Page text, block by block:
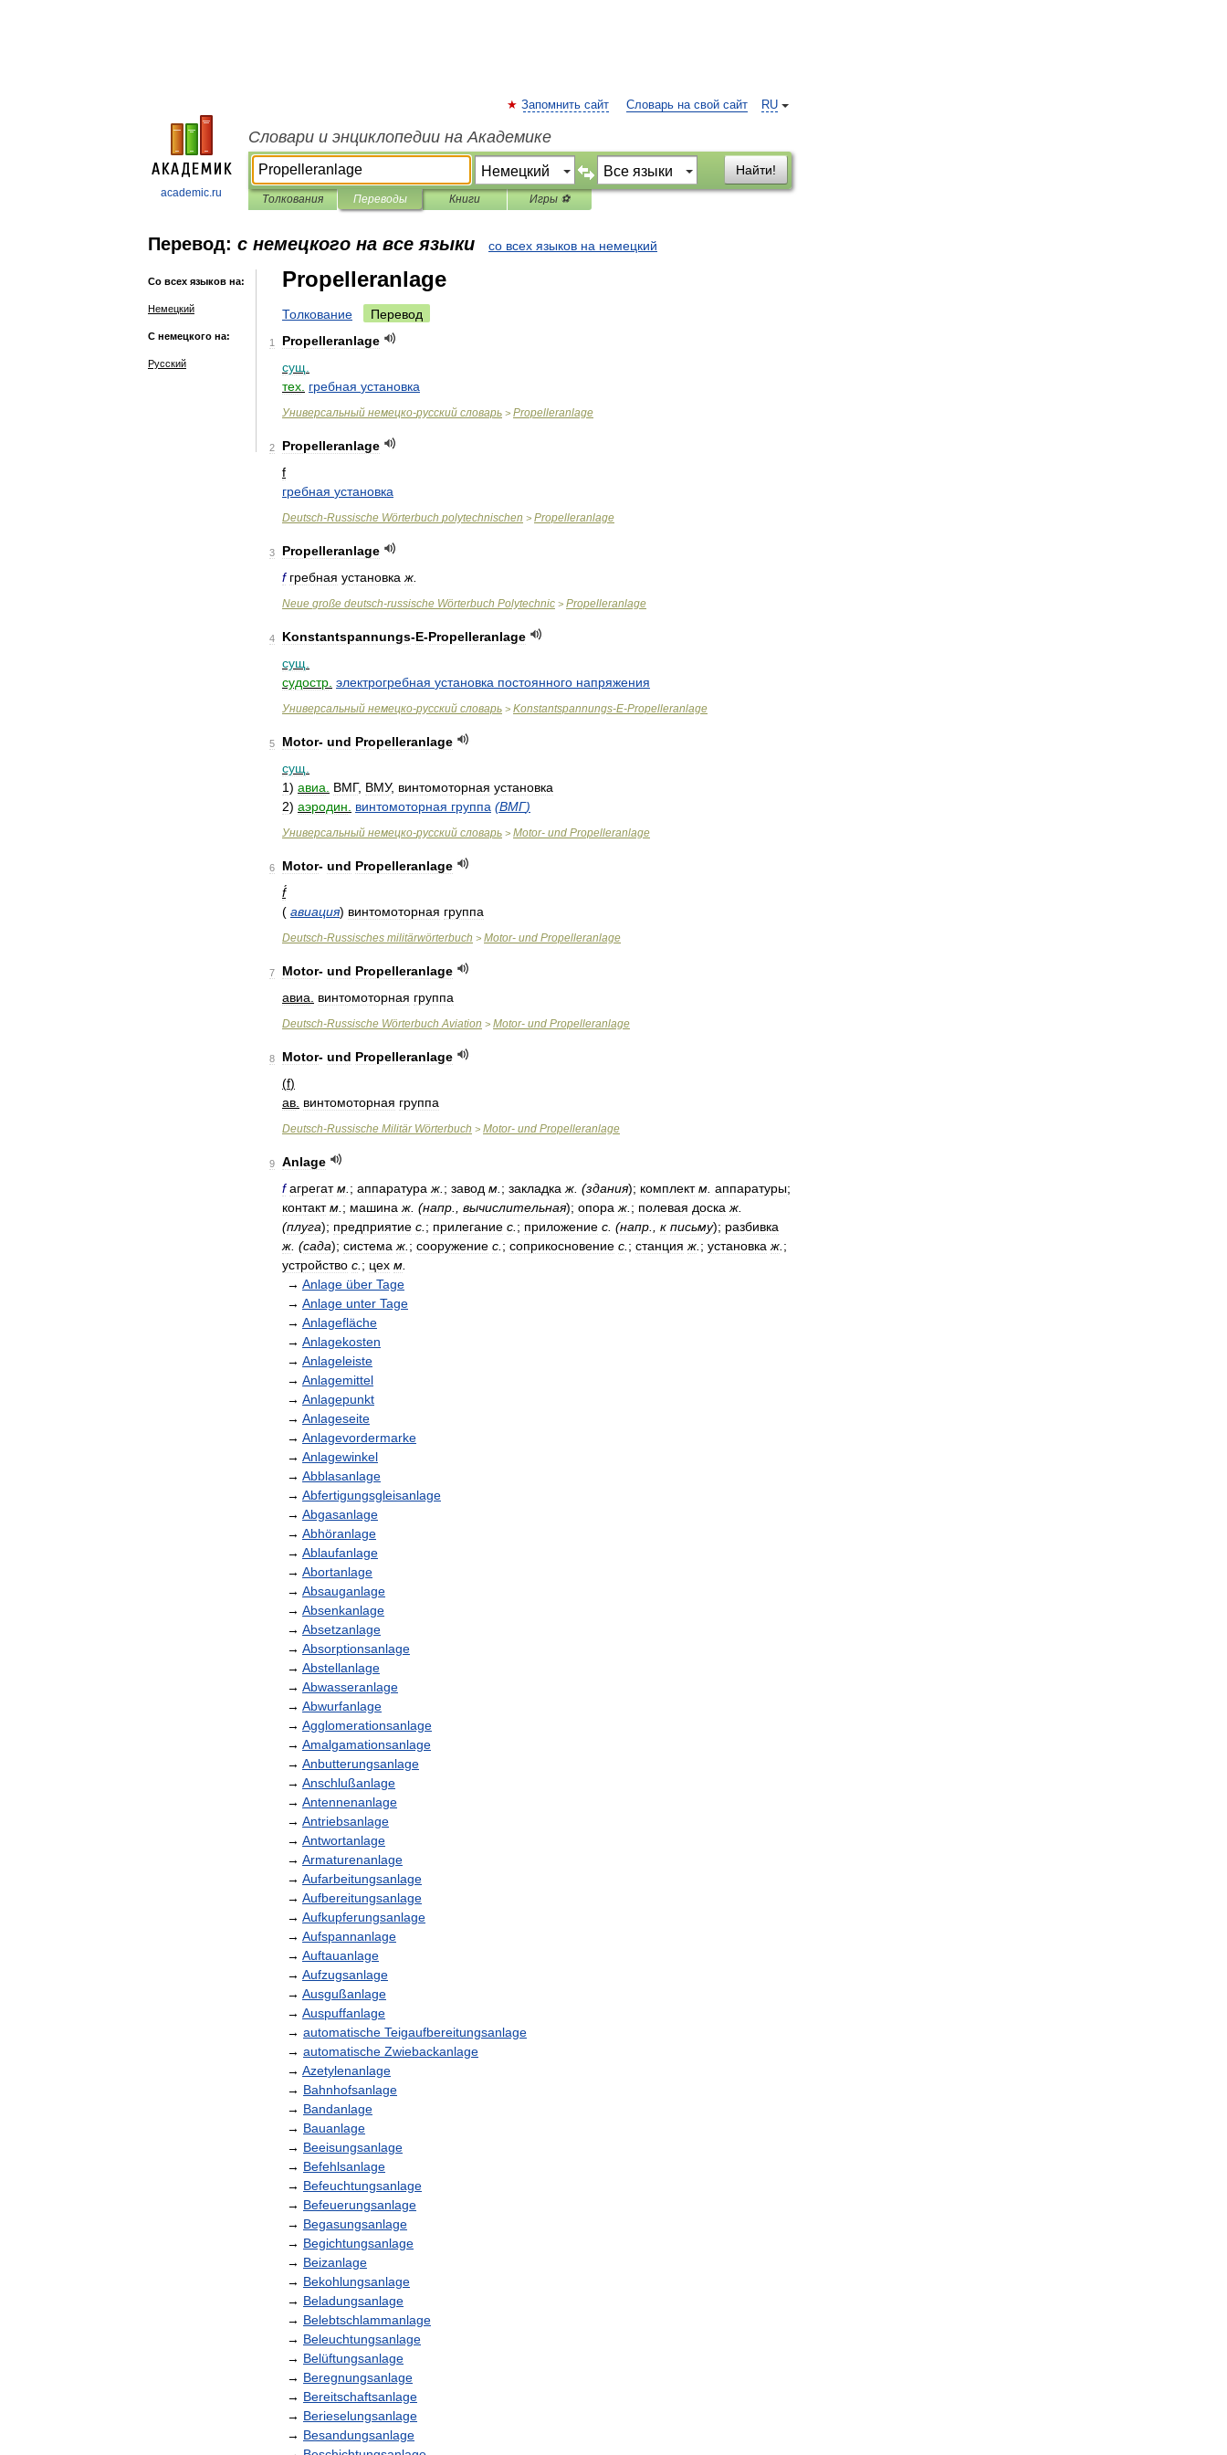
academic.ru
RU
Запомнить сайт Словарь на свой сайт
Словари и энциклопедии на Академике
Найти!
Толкования Переводы Книги Игры ⚽
Перевод: с немецкого на все языки со всех языков на немецкий
Со всех языков на:
Немецкий
С немецкого на:
Русский
Propelleranlage
Толкование Перевод
1
Propelleranlage
сущ
тех гребная установка
Универсальный немецко-русский словарь > Propelleranlage
2
Propelleranlage
f
гребная установка
Deutsch-Russische Wörterbuch polytechnischen > Propelleranlage
3
Propelleranlage
f гребная установка ж
Neue große deutsch-russische Wörterbuch Polytechnic > Propelleranlage
4 Konstantspannungs-E-Propelleranlage
сущ
судостр электрогребная установка постоянного напряжения
Универсальный немецко-русский словарь > Konstantspannungs-E-Propelleranlage
5 Motor- und Propelleranlage
сущ
1) авиа ВМГ, ВМУ, винтомоторная установка
2) аэродин винтомоторная группа (ВМГ)
Универсальный немецко-русский словарь > Motor- und Propelleranlage
6 Motor- und Propelleranlage
f́
( авиация) винтомоторная группа
Deutsch-Russisches militärwörterbuch > Motor- und Propelleranlage
7 Motor- und Propelleranlage
авиа
винтомоторная группа
Deutsch-Russische Wörterbuch Aviation > Motor- und Propelleranlage
8 Motor- und Propelleranlage
(f)
ав винтомоторная группа
Deutsch-Russische Militär Wörterbuch > Motor- und Propelleranlage
9
Anlage
f агрегат м ; аппаратура ж ; завод м ; закладка ж . (здания); комплект м аппаратуры;
контакт м ; машина ж . (напр вычислительная); опора ж ; полевая доска ж
(плуга); предприятие с ; прилегание с ; приложение с . (напр к письму); разбивка
ж . (сада); система ж ; сооружение с ; соприкосновение с ; станция ж ; установка ж ;
устройство с ; цех м
→ Anlage über Tage
→ Anlage unter Tage
→ Anlagefläche
→ Anlagekosten
→ Anlageleiste
→ Anlagemittel
→ Anlagepunkt
→ Anlageseite
→ Anlagevordermarke
→ Anlagewinkel
→ Abblasanlage
→ Abfertigungsgleisanlage
→ Abgasanlage
→ Abhöranlage
→ Ablaufanlage
→ Abortanlage
→ Absauganlage
→ Absenkanlage
→ Absetzanlage
→ Absorptionsanlage
→ Abstellanlage
→ Abwasseranlage
→ Abwurfanlage
→ Agglomerationsanlage
→ Amalgamationsanlage
→ Anbutterungsanlage
→ Anschlußanlage
→ Antennenanlage
→ Antriebsanlage
→ Antwortanlage
→ Armaturenanlage
→ Aufarbeitungsanlage
→ Aufbereitungsanlage
→ Aufkupferungsanlage
→ Aufspannanlage
→ Auftauanlage
→ Aufzugsanlage
→ Ausgußanlage
→ Auspuffanlage
→ automatische Teigaufbereitungsanlage
→ automatische Zwiebackanlage
→ Azetylenanlage
→ Bahnhofsanlage
→ Bandanlage
→ Bauanlage
→ Beeisungsanlage
→ Befehlsanlage
→ Befeuchtungsanlage
→ Befeuerungsanlage
→ Begasungsanlage
→ Begichtungsanlage
→ Beizanlage
→ Bekohlungsanlage
→ Beladungsanlage
→ Belebtschlammanlage
→ Beleuchtungsanlage
→ Belüftungsanlage
→ Beregnungsanlage
→ Bereitschaftsanlage
→ Berieselungsanlage
→ Besandungsanlage